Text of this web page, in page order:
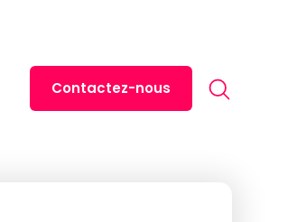
Contactez-nous